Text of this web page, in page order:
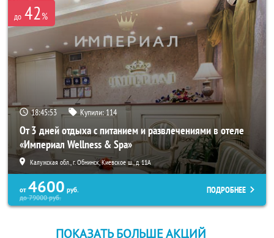
до 42%
18:45:52 Купили:114
От 3 дней отдыха с питанием и развлечениями в отеле
«Империал Wellness & Spa»
Калужская обл., г. Обнинск, Киевское ш., д. 11А
от 4600 руб.
до79000руб.
ПОДРОБНЕЕ
ПОКАЗАТЬ БОЛЬШЕ АКЦИЙ